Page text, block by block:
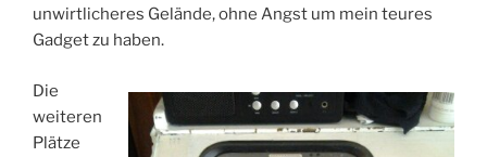
unwirtlicheres Gelände, ohne Angst um mein teures
Gadget zu haben.
Die
weiteren
Plätze